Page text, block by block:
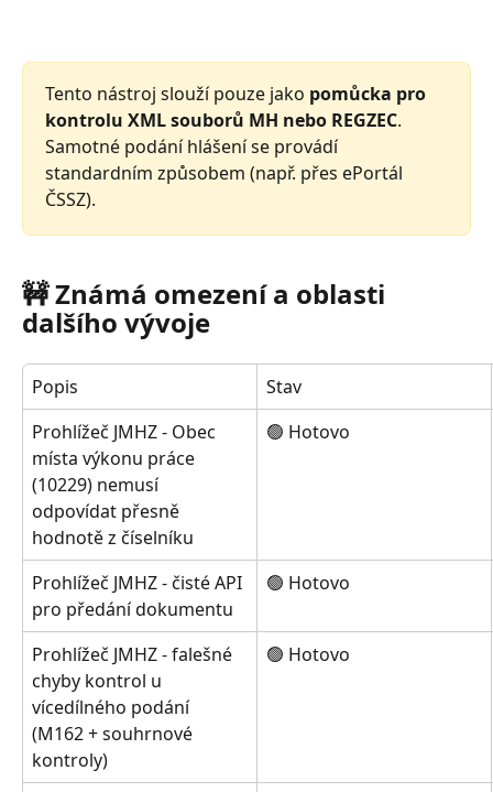
Tento nástroj slouží pouze jako pomůcka pro
kontrolu XML souborů MH nebo REGZEC.
Samotné podání hlášení se provádí
standardním způsobem (např. přes ePortál
ČSSZ).
🚧 Známá omezení a oblasti
dalšího vývoje
Popis
Stav
Prohlížeč JMHZ - Obec
místa výkonu práce
(10229) nemusí
odpovídat přesně
hodnotě z číselníku
🟢 Hotovo
Prohlížeč JMHZ - čisté API
pro předání dokumentu
🟢 Hotovo
Prohlížeč JMHZ - falešné
chyby kontrol u
vícedílného podání
(M162 + souhrnové
kontroly)
🟢 Hotovo